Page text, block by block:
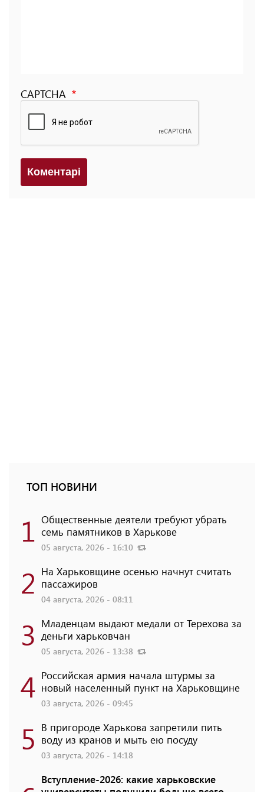
CAPTCHA
Коментарi
ТОП НОВИНИ
1 Общественные деятели требуют убрать
семь памятников в Харькове
05 августа, 2026 - 16:10
2 На Харьковщине осенью начнут считать
пассажиров
04 августа, 2026 - 08:11
3 Младенцам выдают медали от Терехова за
деньги харьковчан
05 августа, 2026 - 13:38
4 Российская армия начала штурмы за
новый населенный пункт на Харьковщине
03 августа, 2026 - 09:45
5 В пригороде Харькова запретили пить
воду из кранов и мыть ею посуду
03 августа, 2026 - 14:18
Вступление-2026: какие харьковские